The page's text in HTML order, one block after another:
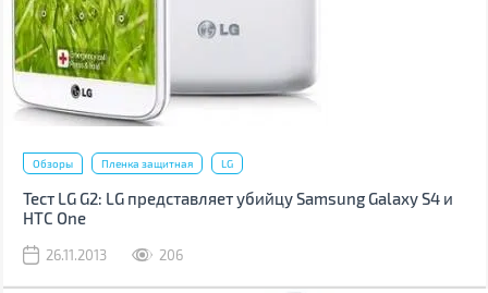
Обзоры Пленка защитная LG
Тест LG G2: LG представляет убийцу Samsung Galaxy S4 и
HTC One
26.11.2013 206